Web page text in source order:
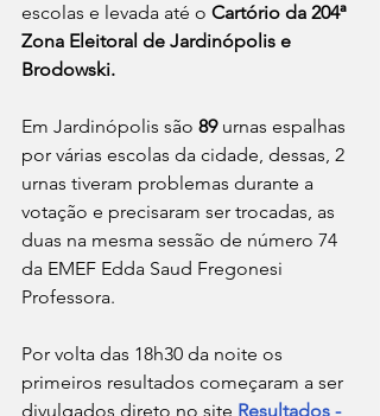
escolas e levada até o Cartório da 204ª
Zona Eleitoral de Jardinópolis e
Brodowski.
Em Jardinópolis são 89 urnas espalhas
por várias escolas da cidade, dessas, 2
urnas tiveram problemas durante a
votação e precisaram ser trocadas, as
duas na mesma sessão de número 74
da EMEF Edda Saud Fregonesi
Professora.
Por volta das 18h30 da noite os
primeiros resultados começaram a ser
divulgados direto no site Resultados -